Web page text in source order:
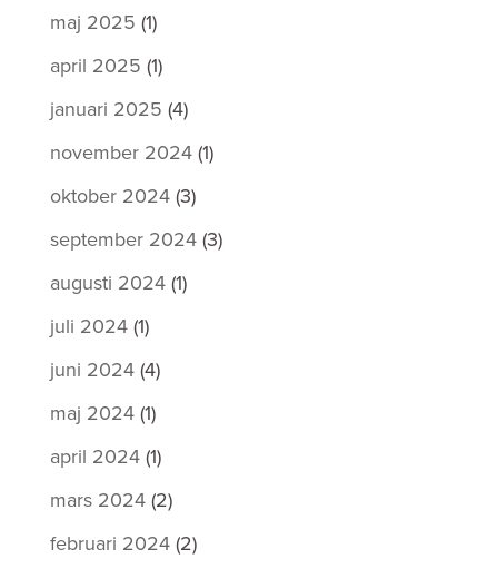
maj 2025 (1)
april 2025 (1)
januari 2025 (4)
november 2024(1)
oktober 2024(3)
september 2024(3)
augusti 2024(1)
juli 2024(1)
juni 2024(4)
maj 2024(1)
april 2024(1)
mars 2024(2)
februari 2024(2)